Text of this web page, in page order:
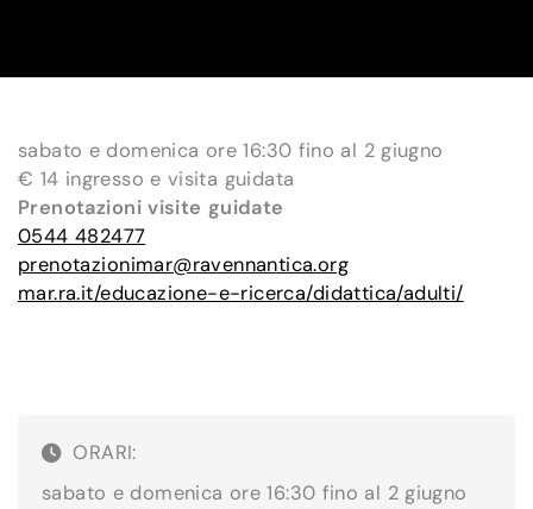
sabato e domenica ore 16:30 fino al 2 giugno
€ 14 ingresso e visita guidata
Prenotazioni visite guidate
0544 482477
prenotazionimar@ravennantica.org
mar.ra.it/educazione-e-ricerca/didattica/adulti/
ORARI:
sabato e domenica ore 16:30 fino al 2 giugno